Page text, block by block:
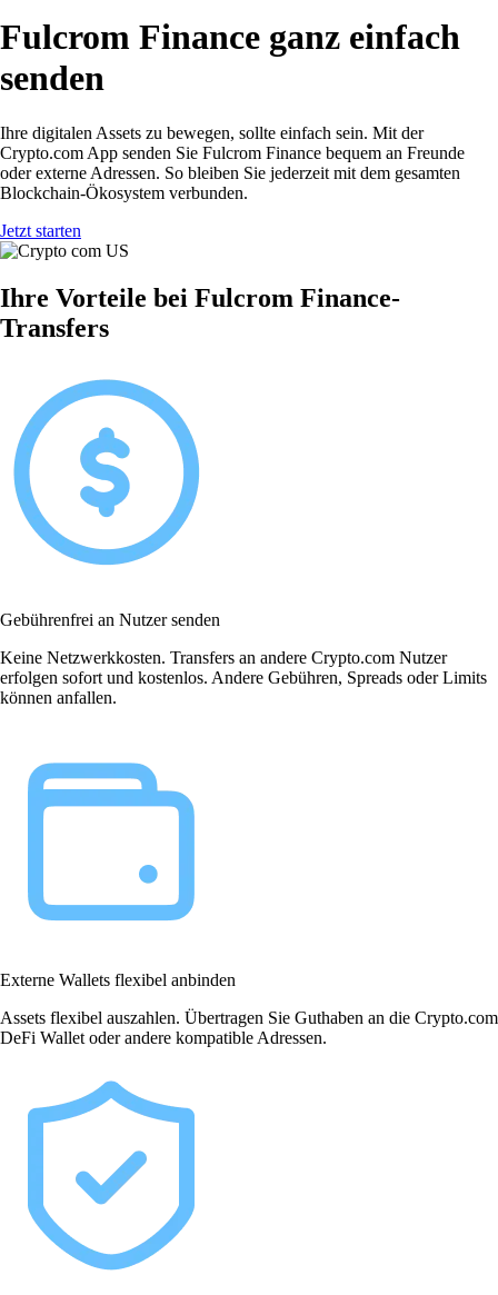
Fulcrom Finance ganz einfach
senden
Ihre digitalen Assets zu bewegen, sollte einfach sein. Mit der
Crypto.com App senden Sie Fulcrom Finance bequem an Freunde
oder externe Adressen. So bleiben Sie jederzeit mit dem gesamten
Blockchain-Ökosystem verbunden.
Jetzt starten
Ihre Vorteile bei Fulcrom Finance-
Transfers
Gebührenfrei an Nutzer senden
Keine Netzwerkkosten. Transfers an andere Crypto.com Nutzer
erfolgen sofort und kostenlos. Andere Gebühren, Spreads oder Limits
können anfallen.
Externe Wallets flexibel anbinden
Assets flexibel auszahlen. Übertragen Sie Guthaben an die Crypto.com
DeFi Wallet oder andere kompatible Adressen.